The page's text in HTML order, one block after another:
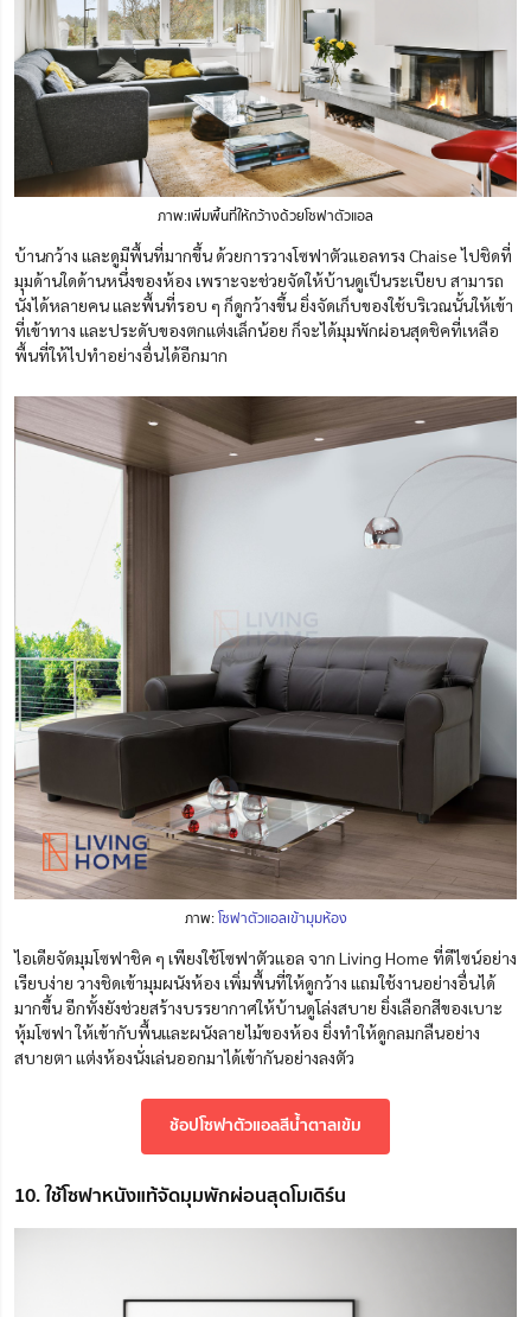
ภาพ:เพิ่มพื้นที่ให้กว้างด้วยโซฟาตัวแอล
บ้านกว้าง และดูมีพื้นที่มากขึ้น ด้วยการวางโซฟาตัวแอลทรง Chaise ไปชิดที่
มุมด้านใดด้านหนึ่งของห้อง เพราะจะช่วยจัดให้บ้านดูเป็นระเบียบ สามารถ
นั่งได้หลายคน และพื้นที่รอบ ๆ ก็ดูกว้างขึ้น ยิ่งจัดเก็บของใช้บริเวณนั้นให้เข้า
ที่เข้าทาง และประดับของตกแต่งเล็กน้อย ก็จะได้มุมพักผ่อนสุดชิคที่เหลือ
พื้นที่ให้ไปทำอย่างอื่นได้อีกมาก
ภาพ:โซฟาตัวแอลเข้ามุมห้อง
ไอเดียจัดมุมโซฟาชิค ๆ เพียงใช้โซฟาตัวแอล จาก Living Home ที่ดีไซน์อย่าง
เรียบง่าย วางชิดเข้ามุมผนังห้อง เพิ่มพื้นที่ให้ดูกว้าง แถมใช้งานอย่างอื่นได้
มากขึ้น อีกทั้งยังช่วยสร้างบรรยากาศให้บ้านดูโล่งสบาย ยิ่งเลือกสีของเบาะ
หุ้มโซฟา ให้เข้ากับพื้นและผนังลายไม้ของห้อง ยิ่งทำให้ดูกลมกลืนอย่าง
สบายตา แต่งห้องนั่งเล่นออกมาได้เข้ากันอย่างลงตัว
ช้อปโซฟาตัวแอลสีน้ำตาลเข้ม
10. ใช้โซฟาหนังแท้จัดมุมพักผ่อนสุดโมเดิร์น